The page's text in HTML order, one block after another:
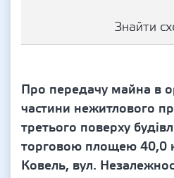
Знайти
Про передачу майна в
частини нежитлового
третього поверху
торговою площею 40,0
Ковель, вул.